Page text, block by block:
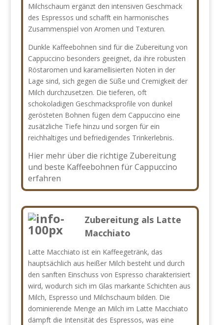
Milchschaum ergänzt den intensiven Geschmack
des Espressos und schafft ein harmonisches
Zusammenspiel von Aromen und Texturen.
Dunkle Kaffeebohnen sind für die Zubereitung von
Cappuccino besonders geeignet, da ihre robusten
Röstaromen und karamellisierten Noten in der
Lage sind, sich gegen die Süße und Cremigkeit der
Milch durchzusetzen. Die tieferen, oft
schokoladigen Geschmacksprofile von dunkel
gerösteten Bohnen fügen dem Cappuccino eine
zusätzliche Tiefe hinzu und sorgen für ein
reichhaltiges und befriedigendes Trinkerlebnis.
Hier mehr über die richtige Zubereitung
und beste Kaffeebohnen für Cappuccino
erfahren
Zubereitung als Latte
Macchiato
Latte Macchiato ist ein Kaffeegetränk, das
hauptsächlich aus heißer Milch besteht und durch
den sanften Einschuss von Espresso charakterisiert
wird, wodurch sich im Glas markante Schichten aus
Milch, Espresso und Milchschaum bilden. Die
dominierende Menge an Milch im Latte Macchiato
dämpft die Intensität des Espressos, was eine